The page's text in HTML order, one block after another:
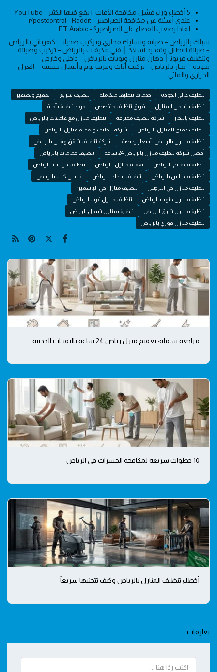
5 أخطاء وراء فشل مكافحة الآفات || يقع فيها الكثير - YouTube
عندي أسئلة عن مكافحة الصراصير - r/pestcontrol - Reddit
لماذا يصعب القضاء على الصراصير؟ - RT Arabic
سباك بالرياض – صيانة وتسليك مجاري وتركيب صحيات
كهربائي بالرياض
– صيانة أعطال وتمديد أسلاك
فني مكيفات بالرياض – تركيب وصيانة
وتنظيف فريون
دهان منازل وبويات بالرياض – داخلي وخارجي
بجودة
نجار بالرياض – تركيب أثاث وغرف نوم وأعمال خشبية
العزل
الحراري والمائي
تنظيف عالي الجودة خدمات تنظيف متكاملة تنظيف سريع
تعقيم وتطهير
تنظيف شامل للمنازل
فريق تنظيف متخصص
مواد تنظيف آمنة
تنظيف بالبخار
شركة تنظيف محترفة
تنظيف منازل مع عاملات بالرياض
تنظيف عميق للمنازل بالرياض
شركة تنظيف وتعقيم منازل بالرياض
تنظيف منازل بالرياض بأسعار رخيصة
شركة تنظيف شقق وفلل بالرياض
أفضل شركة تنظيف منازل بالرياض 24 ساعة
تنظيف حمامات بالرياض
تنظيف مطابخ بالرياض
تعقيم منازل بالرياض
تنظيف خزانات بالرياض
تنظيف مجالس بالرياض
تنظيف سجاد بالرياض
غسيل كنب بالرياض
تنظيف منازل حي النرجس
تنظيف منازل حي الياسمين
تنظيف منازل جنوب الرياض
تنظيف منازل غرب الرياض
تنظيف منازل شرق الرياض
تنظيف منازل شمال الرياض
تنظيف منازل فوري بالرياض
مراجعة شاملة: تعقيم منزل رياض 24 ساعة بالتقنيات الحديثة
10 خطوات سريعة لمكافحة الحشرات في الرياض
أخطاء تنظيف المنازل بالرياض وكيف تتجنبها سريعاً
تعليقات